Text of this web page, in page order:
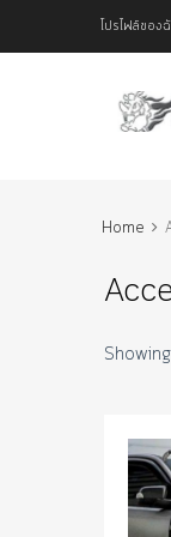
โปรไฟล์ของ
Home